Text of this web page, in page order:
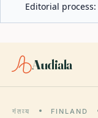
Editorial process:
Audiala
गंतव्य FINLAND